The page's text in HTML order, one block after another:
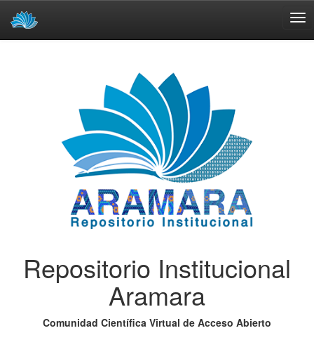
Repositorio Institucional
Aramara
Comunidad Científica Virtual de Acceso Abierto